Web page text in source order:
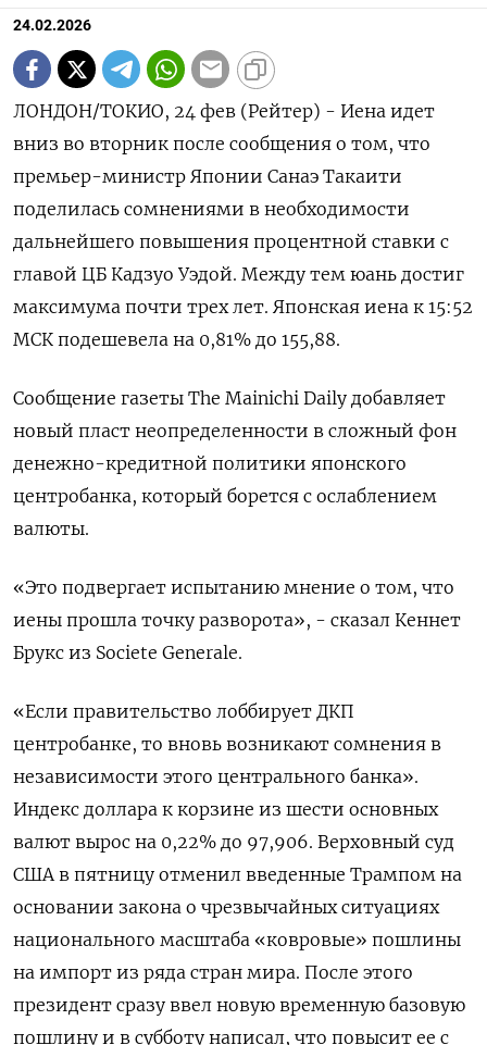
24.02.2026
ЛОНДОН/ТОКИО, 24 фев (Рейтер) - Иена идет
вниз во вторник после сообщения о том, что
премьер-министр Японии Санаэ Такаити
поделилась сомнениями в необходимости
дальнейшего повышения процентной ставки с
главой ЦБ Кадзуо Уэдой. Между тем юань достиг
максимума ‌почти трех лет. Японская иена к 15:52
МСК подешевела на 0,81% до 155,88.
Сообщение газеты The Mainichi Daily добавляет
новый пласт неопределенности в сложный фон
денежно-кредитной политики японского
центробанка, который борется с ослаблением ​
валюты.
«Это подвергает испытанию мнение о ​том, что
иены прошла точку разворота», - ​сказал Кеннет
⁠Брукс из Societe Generale.
«Если правительство лоббирует ДКП
центробанке, то вновь возникают сомнения ‌в
независимости этого центрального банка».
Индекс доллара к корзине ‌из шести основных
валют вырос на 0,22% до 97,906. Верховный суд
США в пятницу отменил введенные Трампом ​на
основании закона о чрезвычайных ситуациях
национального масштаба «ковровые» пошлины
на импорт из ряда стран ‌мира. После этого
президент сразу ввел новую временную базовую
пошлину и в субботу написал, что повысит ​ее с